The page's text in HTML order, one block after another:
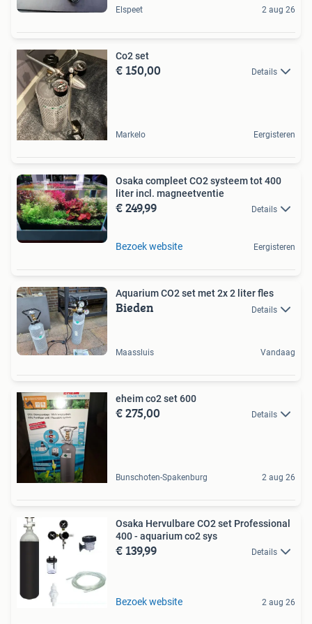
Elspeet 2 aug 26
Co2 set
€ 150,00 Details
Markelo Eergisteren
Osaka compleet CO2 systeem tot 400
liter incl. magneetventie
€ 249,99 Details
Bezoek website Eergisteren
Aquarium CO2 set met 2x 2 liter fles
Bieden Details
Maassluis Vandaag
eheim co2 set 600
€ 275,00 Details
Bunschoten-Spakenburg 2 aug 26
Osaka Hervulbare CO2 set Professional
400 - aquarium co2 sys
€ 139,99 Details
Bezoek website 2 aug 26